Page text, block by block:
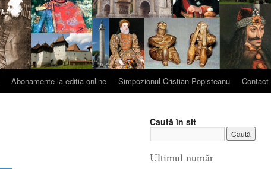
Abonamente la editia online Simpozionul Cristian Popisteanu Contact
Caută în sit
Ultimul număr